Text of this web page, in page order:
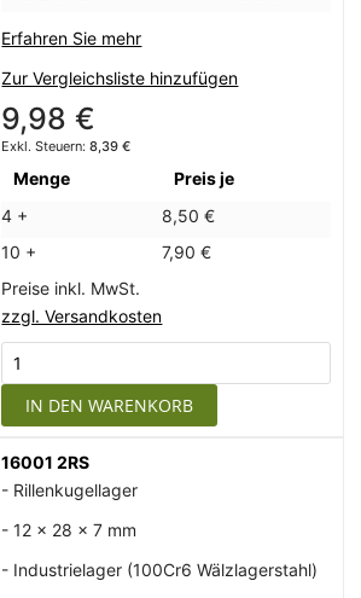
Erfahren Sie mehr
Zur Vergleichsliste hinzufügen
9,98 €
8,39 €
Menge
Preis je
4 +
8,50 €
10 +
7,90 €
Preise inkl. MwSt.
zzgl. Versandkosten
IN DEN WARENKORB
16001 2RS
- Rillenkugellager
- 12 x 28 x 7 mm
- Industrielager (100Cr6 Wälzlagerstahl)